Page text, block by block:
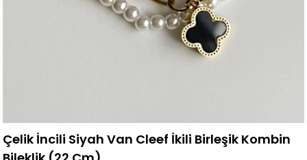
Çelik İncili Siyah Van Cleef İkili Birleşik Kombin